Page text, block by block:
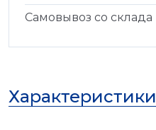
Самовывоз со склада
Характеристики